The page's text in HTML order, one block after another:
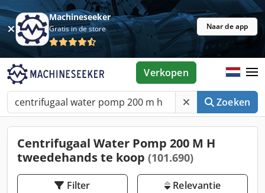
Machineseeker
Gratis in de store Naar de app
Zoeken
Verkopen
Centrifugaal Water Pomp 200 M H
tweedehands te koop (101.690)
Filter Relevantie